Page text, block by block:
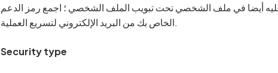
عليه أيضا في ملف الشخصي تحت تبويب الملف الشخصي ؛ اجمع رمز الدعم
الخاص بك من البريد الإلكتروني لتسريع العملية.
Security type